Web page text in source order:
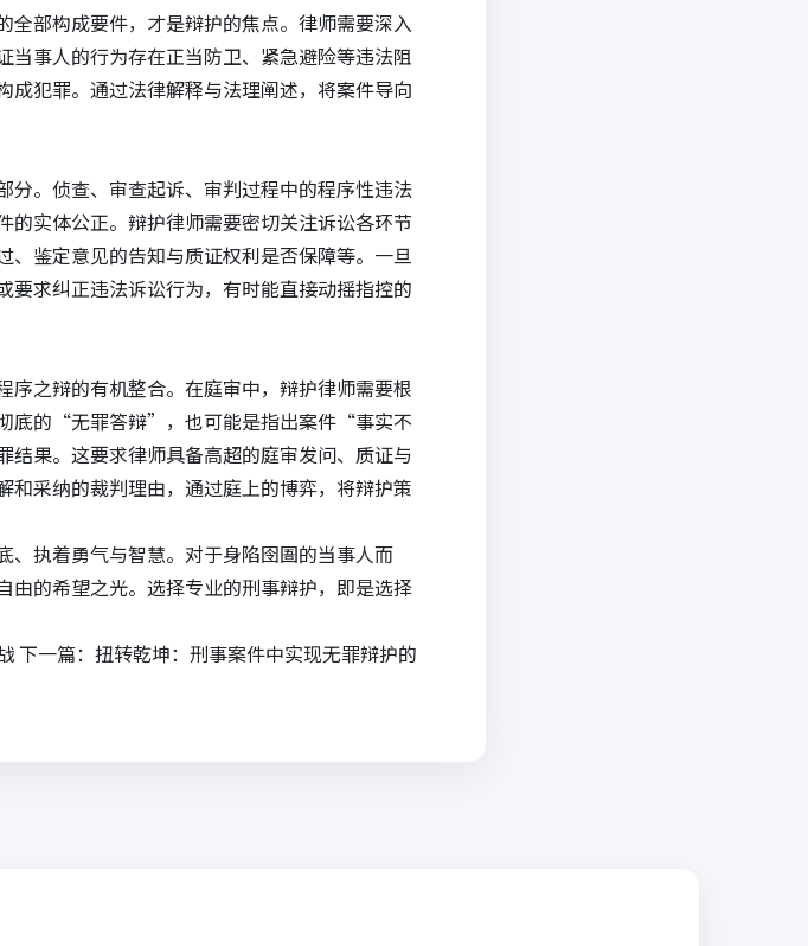
部构成要件，才是辩护的焦点。律师需要深入
事人的行为存在正当防卫、紧急避险等违法阻
犯罪。通过法律解释与法理阐述，将案件导向
。侦查、审查起诉、审判过程中的程序性违法
实体公正。辩护律师需要密切关注诉讼各环节
鉴定意见的告知与质证权利是否保障等。一旦
求纠正违法诉讼行为，有时能直接动摇指控的
之辩的有机整合。在庭审中，辩护律师需要根
底的“无罪答辩”，也可能是指出案件“事实不
果。这要求律师具备高超的庭审发问、质证与
采纳的裁判理由，通过庭上的博弈，将辩护策
、执着勇气与智慧。对于身陷囹圄的当事人而
的希望之光。选择专业的刑事辩护，即是选择
下一篇： 扭转乾坤：刑事案件中实现无罪辩护的